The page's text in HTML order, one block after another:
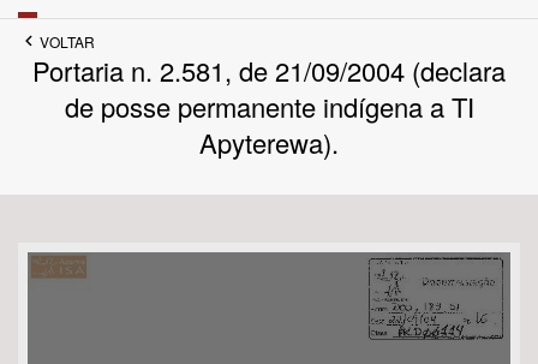
Povo Indígena
Bioma / Bacia
Tema
VOLTAR
Portaria n. 2.581, de 21/09/2004 (declara
de posse permanente indígena a TI
Apyterewa).